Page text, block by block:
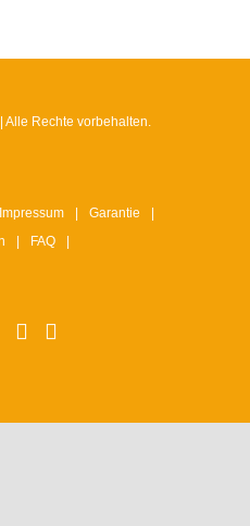
Alle Rechte vorbehalten.
Impressum
Garantie
FAQ